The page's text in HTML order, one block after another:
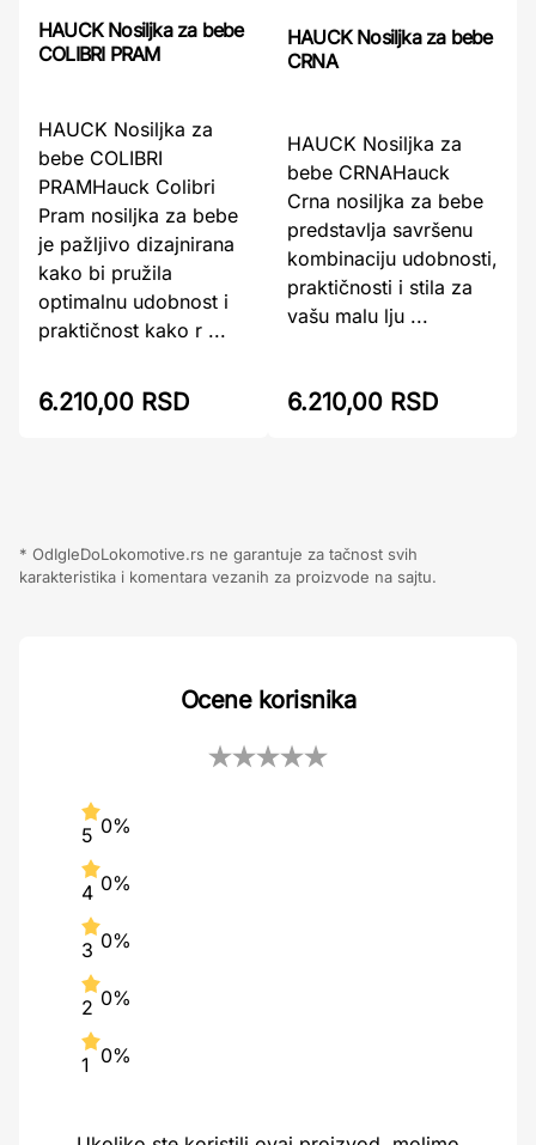
HAUCK Nosiljka za bebe
COLIBRI PRAM
HAUCK Nosiljka za
bebe COLIBRI
PRAMHauck Colibri
Pram nosiljka za bebe
je pažljivo dizajnirana
kako bi pružila
optimalnu udobnost i
praktičnost kako r ...
6.210,00 RSD
HAUCK Nosiljka za bebe
CRNA
HAUCK Nosiljka za
bebe CRNAHauck
Crna nosiljka za bebe
predstavlja savršenu
kombinaciju udobnosti,
praktičnosti i stila za
vašu malu lju ...
6.210,00 RSD
* OdIgleDoLokomotive.rs ne garantuje za tačnost svih
karakteristika i komentara vezanih za proizvode na sajtu.
Ocene korisnika
5 0%
4 0%
3 0%
2 0%
1 0%